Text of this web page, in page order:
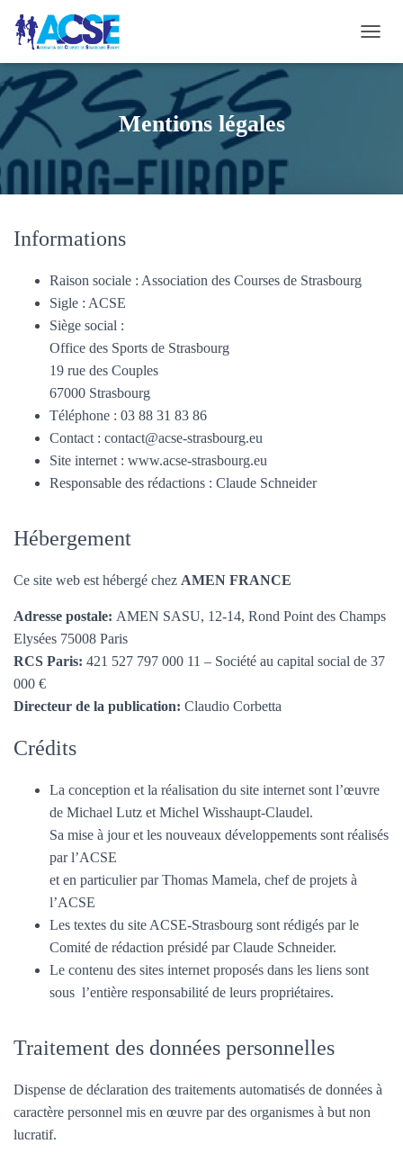
U
Mentions légales
Informations
Raison sociale : Association des Courses de Strasbourg
Sigle : ACSE
Siège social :
Office des Sports de Strasbourg
19 rue des Couples
67000 Strasbourg
Téléphone : 03 88 31 83 86
Contact : contact@acse-strasbourg.eu
Site internet : www.acse-strasbourg.eu
Responsable des rédactions : Claude Schneider
Hébergement
Ce site web est hébergé chez AMEN FRANCE
Adresse postale: AMEN SASU, 12-14, Rond Point des Champs
Elysées 75008 Paris
RCS Paris: 421 527 797 000 11 – Société au capital social de 37
000 €
Directeur de la publication: Claudio Corbetta
Crédits
La conception et la réalisation du site internet sont l’œuvre
de Michael Lutz et Michel Wisshaupt-Claudel.
Sa mise à jour et les nouveaux développements sont réalisés
par l’ACSE
et en particulier par Thomas Mamela, chef de projets à
l’ACSE
Les textes du site ACSE-Strasbourg sont rédigés par le
Comité de rédaction présidé par Claude Schneider.
Le contenu des sites internet proposés dans les liens sont
sous l’entière responsabilité de leurs propriétaires.
Traitement des données personnelles
Dispense de déclaration des traitements automatisés de données à
caractère personnel mis en œuvre par des organismes à but non
lucratif.